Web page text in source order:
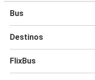
Bus
Destinos
FlixBus